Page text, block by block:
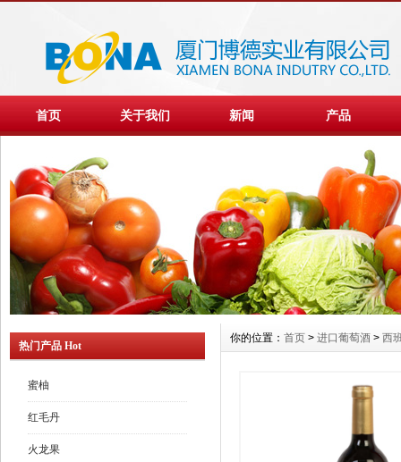
首页 关于我们 新闻 产品
热门产品 Hot
蜜柚
红毛丹
火龙果
你的位置： 首页 > 进口葡萄酒 > 西